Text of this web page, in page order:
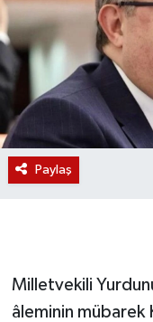
Paylaş
Milletvekili
âleminin mübarek